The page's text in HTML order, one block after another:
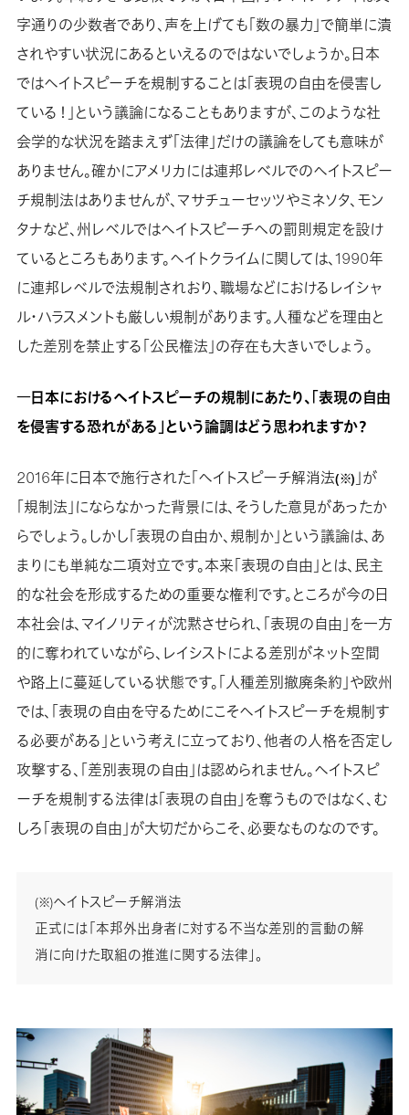
字通りの少数者であり、声を上げても「数の暴力」で簡単に潰
されやすい状況にあるといえるのではないでしょうか。日本
ではヘイトスピーチを規制することは「表現の自由を侵害し
ている！」という議論になることもありますが、このような社
会学的な状況を踏まえず「法律」だけの議論をしても意味が
ありません。確かにアメリカには連邦レベルでのヘイトスピー
チ規制法はありませんが、マサチューセッツやミネソタ、モン
タナなど、州レベルではヘイトスピーチへの罰則規定を設け
ているところもあります。ヘイトクライムに関しては、1990年
に連邦レベルで法規制されおり、職場などにおけるレイシャ
ル・ハラスメントも厳しい規制があります。人種などを理由と
した差別を禁止する「公民権法」の存在も大きいでしょう。
―日本におけるヘイトスピーチの規制にあたり、「表現の自由
を侵害する恐れがある」という論調はどう思われますか？
2016年に日本で施行された「ヘイトスピーチ解消法(※) 」が
「規制法」にならなかった背景には、そうした意見があったか
らでしょう。しかし「表現の自由か、規制か」という議論は、あ
まりにも単純な二項対立です。本来「表現の自由」とは、民主
的な社会を形成するための重要な権利です。ところが今の日
本社会は、マイノリティが沈黙させられ、「表現の自由」を一方
的に奪われていながら、レイシストによる差別がネット空間
や路上に蔓延している状態です。「人種差別撤廃条約」や欧州
では、「表現の自由を守るためにこそヘイトスピーチを規制す
る必要がある」という考えに立っており、他者の人格を否定し
攻撃する、「差別表現の自由」は認められません。ヘイトスピ
ーチを規制する法律は「表現の自由」を奪うものではなく、む
しろ「表現の自由」が大切だからこそ、必要なものなのです。
(※)ヘイトスピーチ解消法
正式には「本邦外出身者に対する不当な差別的言動の解
消に向けた取組の推進に関する法律」。